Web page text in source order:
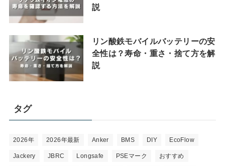
説
リン酸鉄モバイルバッテリーの安
全性は？寿命・重さ・捨て方を解
説
タグ
2026年 2026年最新 Anker BMS DIY EcoFlow
Jackery JBRC Longsafe PSEマーク おすすめ